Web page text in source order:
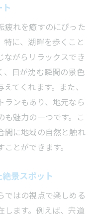
状を知る
ボランティア情報
と必要性
ニティと交流する
のライフスタイル
心の豊かさ
最適な松江市の自
する方法
の魅力
らすリフレッシュ
疲れを癒すのにぴった
特に、湖畔を歩くこと
ながらリラックスでき
、日が沈む瞬間の景色
てくれます。また、
ランもあり、地元なら
魅力の一つです。こ
間に地域の自然と触れ
とができます。
景スポット
ではの視点で楽しめる
します。例えば、宍道